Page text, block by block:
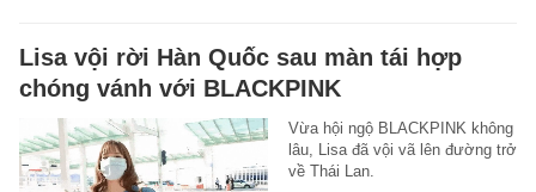
Lisa vội rời Hàn Quốc sau màn tái hợp
chóng vánh với BLACKPINK
Vừa hội ngộ BLACKPINK không
lâu, Lisa đã vội vã lên đường trở
về Thái Lan.